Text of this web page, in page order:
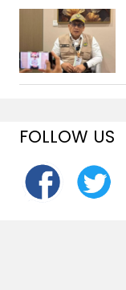
FOLLOW US